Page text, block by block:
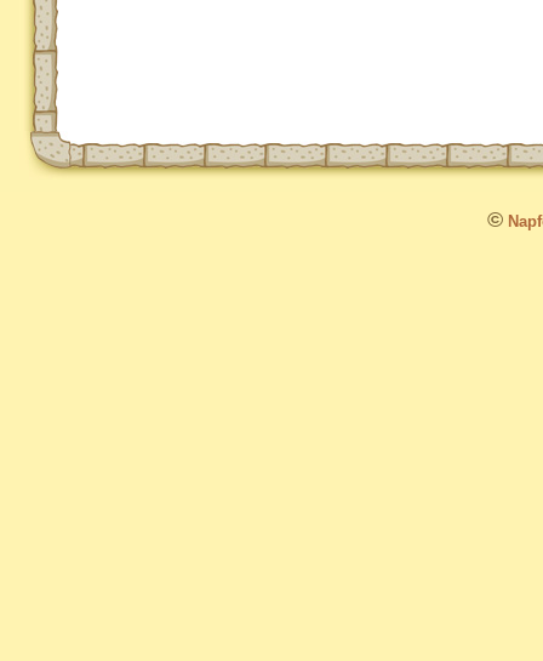
©